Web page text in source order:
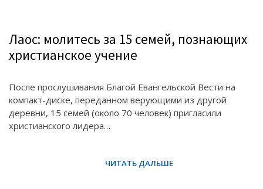
Лаос: молитесь за 15 семей, познающих
христианское учение
После прослушивания Благой Евангельской Вести на
компакт-диске, переданном верующими из другой
деревни, 15 семей (около 70 человек) пригласили
христианского лидера…